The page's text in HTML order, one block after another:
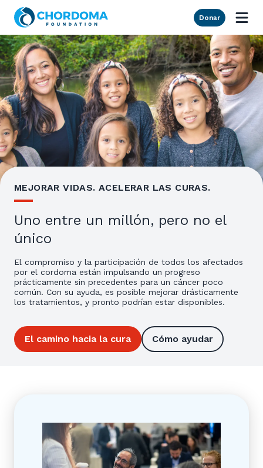
Skip to Main Content
Donar
MEJORAR VIDAS. ACELERAR LAS CURAS.
Uno entre un millón, pero no el
único
El compromiso y la participación de todos los afectados
por el cordoma están impulsando un progreso
prácticamente sin precedentes para un cáncer poco
común. Con su ayuda, es posible mejorar drásticamente
los tratamientos, y pronto podrían estar disponibles.
El camino hacia la cura Cómo ayudar